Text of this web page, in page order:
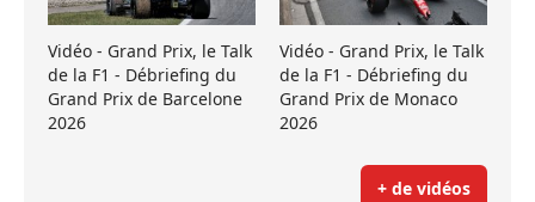
Vidéo - Grand Prix, le Talk
de la F1 - Débriefing du
Grand Prix de Barcelone
2026
Vidéo - Grand Prix, le Talk
de la F1 - Débriefing du
Grand Prix de Monaco
2026
+ de vidéos